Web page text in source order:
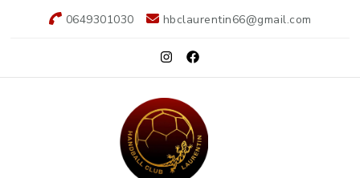
0649301030 hbclaurentin66@gmail.com